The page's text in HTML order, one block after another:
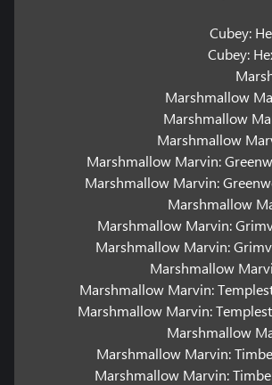
Cubey:
Cubey:
Marshmallow
Marshmallow
Marshmallow
Marshmallow Marvin:
Marshmallow Marvin:
Marshmallow
Marshmallow Marvin:
Marshmallow Marvin:
Marshmallow
Marshmallow Marvin:
Marshmallow Marvin:
Marshmallow
Marshmallow Marvin:
Marshmallow Marvin: